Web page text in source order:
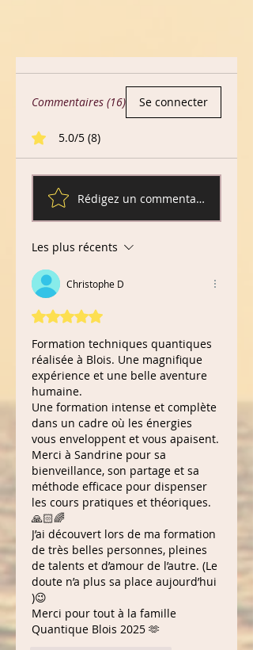
Commentaires (16) Se connecter
5.0/5 (8)
Rédigez un commentaire...
Les plus récents
Christophe D
Noté 5 étoiles sur 5.
Formation techniques quantiques
réalisée à Blois. Une magnifique
expérience et une belle aventure
humaine.
Une formation intense et complète
dans un cadre où les énergies
vous enveloppent et vous apaisent.
Merci à Sandrine pour sa
bienveillance, son partage et sa
méthode efficace pour dispenser
les cours pratiques et théoriques.
🙏🏻🌈
J’ai découvert lors de ma formation
de très belles personnes, pleines
de talents et d’amour de l’autre. (Le
doute n’a plus sa place aujourd’hui
)😉
Merci pour tout à la famille
Quantique Blois 2025 🫶